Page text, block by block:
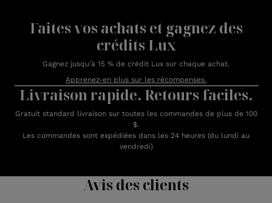
Faites vos achats et gagnez des
crédits Lux
Gagnez jusqu'à 15 % de crédit Lux sur chaque achat.
Apprenez-en plus sur les récompenses.
Livraison rapide. Retours faciles.
Gratuit standard livraison sur toutes les commandes de plus de 100
$.
Les commandes sont expédiées dans les 24 heures (du lundi au
vendredi)
Avis des clients